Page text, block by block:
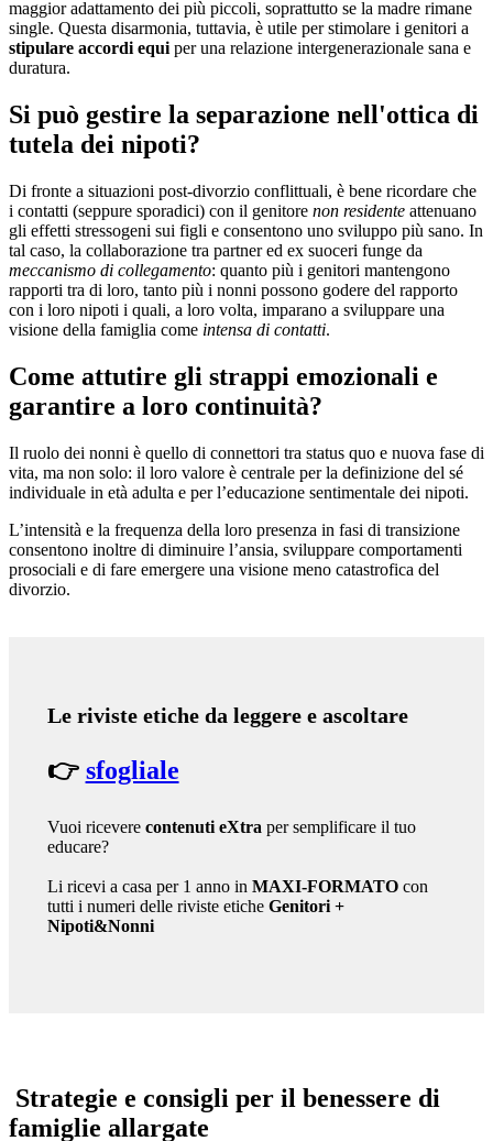
maggior adattamento dei più piccoli, soprattutto se la madre rimane
single. Questa disarmonia, tuttavia, è utile per stimolare i genitori a
stipulare accordi equi per una relazione intergenerazionale sana e
duratura.
Si può gestire la separazione nell'ottica di
tutela dei nipoti?
Di fronte a situazioni post-divorzio conflittuali, è bene ricordare che
i contatti (seppure sporadici) con il genitore non residente attenuano
gli effetti stressogeni sui figli e consentono uno sviluppo più sano. In
tal caso, la collaborazione tra partner ed ex suoceri funge da
meccanismo di collegamento: quanto più i genitori mantengono
rapporti tra di loro, tanto più i nonni possono godere del rapporto
con i loro nipoti i quali, a loro volta, imparano a sviluppare una
visione della famiglia come intensa di contatti.
Come attutire gli strappi emozionali e
garantire a loro continuità?
Il ruolo dei nonni è quello di connettori tra status quo e nuova fase di
vita, ma non solo: il loro valore è centrale per la definizione del sé
individuale in età adulta e per l’educazione sentimentale dei nipoti.
L’intensità e la frequenza della loro presenza in fasi di transizione
consentono inoltre di diminuire l’ansia, sviluppare comportamenti
prosociali e di fare emergere una visione meno catastrofica del
divorzio.
Le riviste etiche da leggere e ascoltare
👉 sfogliale
Vuoi ricevere contenuti eXtra per semplificare il tuo
educare?
Li ricevi a casa per 1 anno in MAXI-FORMATOcon
tutti i numeri delle riviste etiche Genitori +
Nipoti&Nonni
Strategie e consigli per il benessere di
famiglie allargate